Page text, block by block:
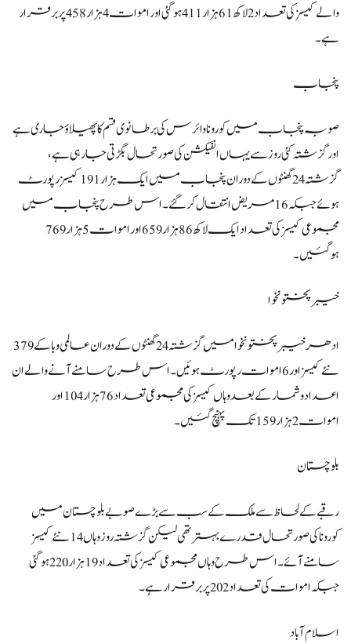
والے کیسز کی تعداد 2 لاکھ 61 ہزار 411 ہوگئی اور اموات 4 ہزار 458 پر برقرار
ہے۔
پنجاب
صوبہ پنجاب میں کورونا وائرس کی برطانوی قسم کا پھیلاؤ جاری ہے
اور گزشتہ کئی روز سے یہاں انفیکشن کی صورتحال بگڑتی جارہی ہے،
گزشتہ 24 گھنٹوں کے دوران پنجاب میں ایک ہزار 191 کیسز رپورٹ
ہوئے جبکہ 16 مریض انتقال کر گئے۔اس طرح پنجاب میں
مجموعی کیسز کی تعداد ایک لاکھ 86 ہزار 659 اور اموات 5 ہزار 769
ہوگئیں۔
خیبرپختونخوا
ادھر خیبرپختونخوا میں گزشتہ 24 گھنٹوں کے دوران عالمی وبا کے 379
نئے کیسز اور 6 اموات رپورٹ ہوئیں۔اس طرح سامنے آنے والے ان
اعداد و شمار کے بعد وہاں کیسز کی مجموعی تعداد 76 ہزار 104 اور
اموات 2 ہزار 159تک پہنچ گئیں۔
بلوچستان
رقبے کے لحاظ سے ملک کے سب سے بڑے صوبے بلوچستان میں
کورونا کی صورتحال قدرے بہتر تھی لیکن گزشتہ روز وہاں 14 نئے کیسز
سامنے آئے۔اس طرح وہاں مجموعی کیسز کی تعداد 19 ہزار 220 ہوگئی
جبکہ اموات کی تعداد 202 پر برقرار ہے۔
اسلام آباد